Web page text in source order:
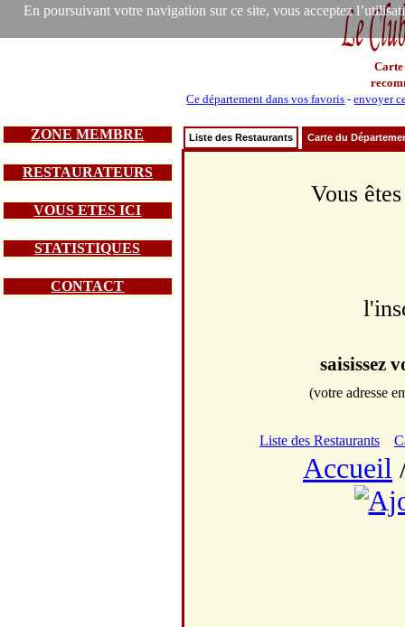
En poursuivant votre navigation sur ce site, vous acceptez
Carte
Ce département dans vos favoris -envoyer
ZONE MEMBRE
RESTAURATEURS
VOUS ETES ICI
STATISTIQUES
CONTACT
Liste des Restaurants Carte du
Vous
saisissez
(votre adresse
Liste des Restaurants
Accueil